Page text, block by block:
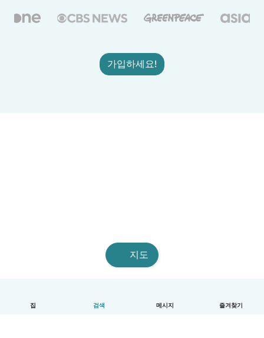
집 검색 메시지 즐겨찾기
가입하세요!
지도